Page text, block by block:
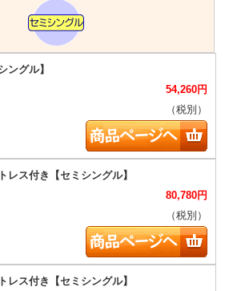
54,260円
（税別）
80,780円
（税別）